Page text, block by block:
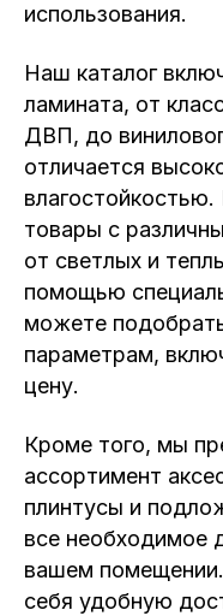
использования.
Наш каталог
ламината, от
ДВП, до
отличается
товары с
от светлых и
помощью
можете
параметрам,
цену.
Кроме того, мы
ассортимент
плинтусы и
все необходимое
вашем
себя удобную